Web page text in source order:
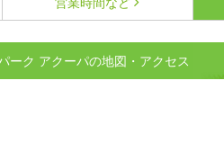
ーク アクーパの地図・アクセス